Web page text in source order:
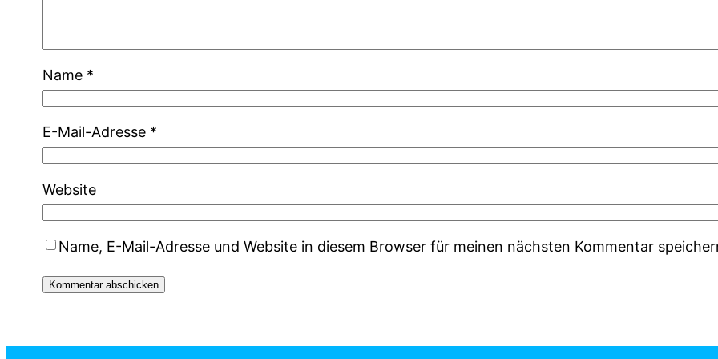
Name *
E-Mail-Adresse *
Website
Name, E-Mail-Adresse und Website in diesem Browser für meinen nächsten Kommentar